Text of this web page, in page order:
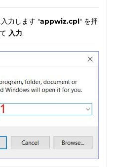
力します "appwiz.cpl" を押
入力.